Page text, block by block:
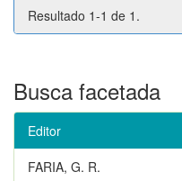
Resultado 1-1 de 1.
Busca facetada
Editor
FARIA, G. R.